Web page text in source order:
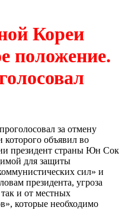
Кореи
положение.
за отмену
объявил во
президент страны Юн Сок
для защиты
сил» и
президента, угроза
и от местных
которые необходимо